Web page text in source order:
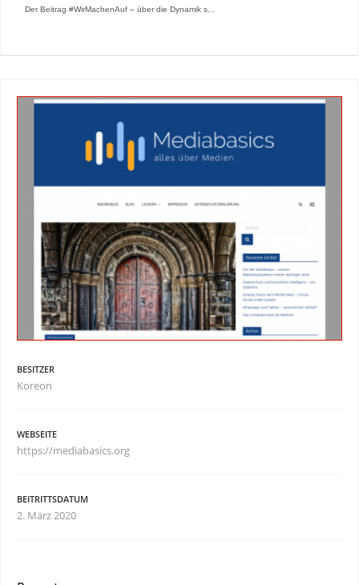
Der Beitrag #WirMachenAuf – über die Dynamik s...
BESITZER
Koreon
WEBSEITE
https://mediabasics.org
BEITRITTSDATUM
2. März 2020